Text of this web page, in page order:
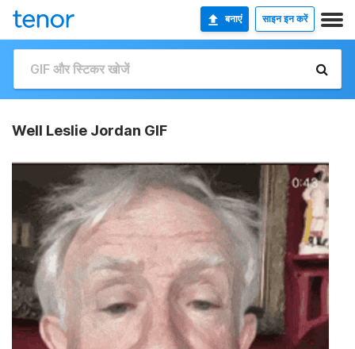
बनाएं साइन इन करें
Well Leslie Jordan GIF